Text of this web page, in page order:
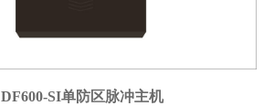
DF600-SI单防区脉冲主机